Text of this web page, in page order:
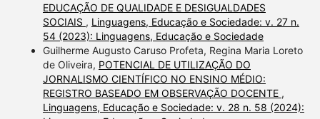
EDUCAÇÃO DE QUALIDADE E DESIGUALDADES
SOCIAIS , Linguagens, Educação e Sociedade: v. 27 n.
54 (2023): Linguagens, Educação e Sociedade
Guilherme Augusto Caruso Profeta, Regina Maria Loreto
de Oliveira, POTENCIAL DE UTILIZAÇÃO DO
JORNALISMO CIENTÍFICO NO ENSINO MÉDIO:
REGISTRO BASEADO EM OBSERVAÇÃO DOCENTE ,
Linguagens, Educação e Sociedade: v. 28 n. 58 (2024):